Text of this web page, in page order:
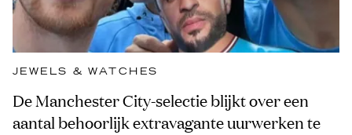
JEWELS & WATCHES
De Manchester City-selectie blijkt over een
aantal behoorlijk extravagante uurwerken te